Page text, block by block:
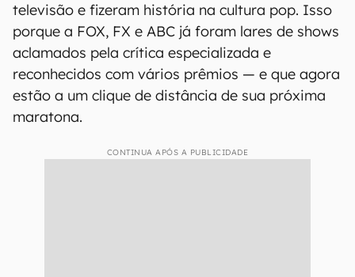
televisão e fizeram história na cultura pop. Isso
porque a FOX, FX e ABC já foram lares de shows
aclamados pela crítica especializada e
reconhecidos com vários prêmios — e que agora
estão a um clique de distância de sua próxima
maratona.
CONTINUA APÓS A PUBLICIDADE